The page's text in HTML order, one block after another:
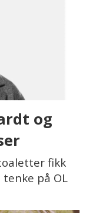
og
fikk
på OL